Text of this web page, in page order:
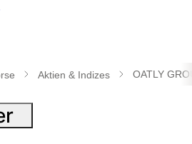
Aktien & Indizes OATLY